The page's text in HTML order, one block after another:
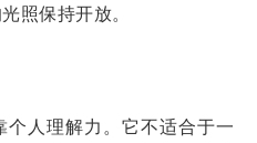
照保持开放。
人理解力。它不适合于一